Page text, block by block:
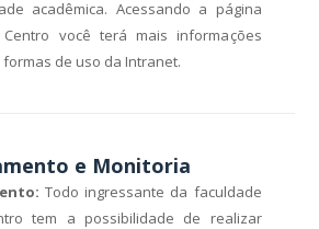
acadêmica. Acessando a página
Centro você terá mais informações
de uso da Intranet.
e Monitoria
Todo ingressante da faculdade
tem a possibilidade de realizar